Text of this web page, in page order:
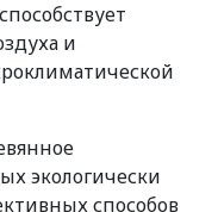
и
экологически
способов